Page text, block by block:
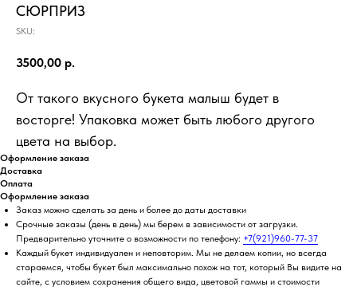
СЮРПРИЗ
SKU:
3500,00 р.
От такого вкусного букета малыш будет в
восторге! Упаковка может быть любого другого
цвета на выбор.
Оформление заказа
Доставка
Оплата
Оформление заказа
Заказ можно сделать за день и более до даты доставки
Срочные заказы (день в день) мы берем в зависимости от загрузки.
Предварительно уточните о возможности по телефону: +7(921)960-77-37
Каждый букет индивидуален и неповторим. Мы не делаем копии, но всегда
стараемся, чтобы букет был максимально похож на тот, который Вы видите на
сайте, с условием сохранения общего вида, цветовой гаммы и стоимости